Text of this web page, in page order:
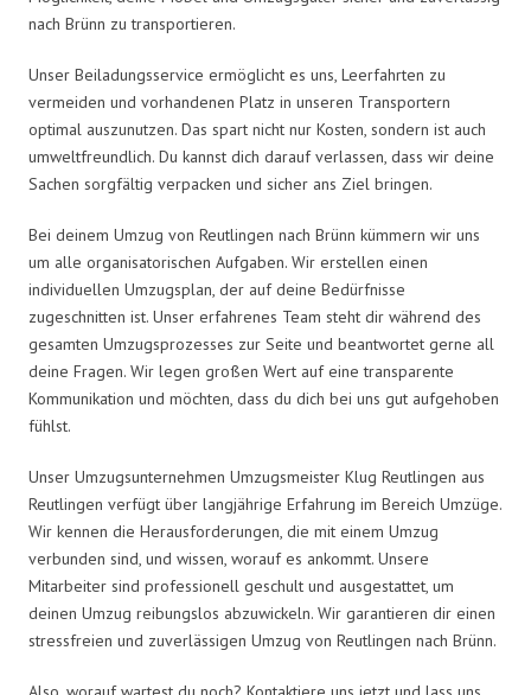
nach Brünn zu transportieren.
Unser Beiladungsservice ermöglicht es uns, Leerfahrten zu
vermeiden und vorhandenen Platz in unseren Transportern
optimal auszunutzen. Das spart nicht nur Kosten, sondern ist auch
umweltfreundlich. Du kannst dich darauf verlassen, dass wir deine
Sachen sorgfältig verpacken und sicher ans Ziel bringen.
Bei deinem Umzug von Reutlingen nach Brünn kümmern wir uns
um alle organisatorischen Aufgaben. Wir erstellen einen
individuellen Umzugsplan, der auf deine Bedürfnisse
zugeschnitten ist. Unser erfahrenes Team steht dir während des
gesamten Umzugsprozesses zur Seite und beantwortet gerne all
deine Fragen. Wir legen großen Wert auf eine transparente
Kommunikation und möchten, dass du dich bei uns gut aufgehoben
fühlst.
Unser Umzugsunternehmen Umzugsmeister Klug Reutlingen aus
Reutlingen verfügt über langjährige Erfahrung im Bereich Umzüge.
Wir kennen die Herausforderungen, die mit einem Umzug
verbunden sind, und wissen, worauf es ankommt. Unsere
Mitarbeiter sind professionell geschult und ausgestattet, um
deinen Umzug reibungslos abzuwickeln. Wir garantieren dir einen
stressfreien und zuverlässigen Umzug von Reutlingen nach Brünn.